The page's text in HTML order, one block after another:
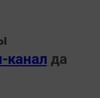
канал да